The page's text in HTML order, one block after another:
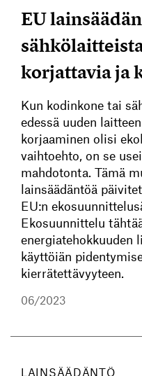
EU
korjattavia ja
Kun kodinkone tai
edessä uuden
korjaaminen olisi
vaihtoehto, on se
mahdotonta. Tämä
lainsäädäntöä
EU:n
Ekosuunnittelu
energiatehokkuuden
käyttöiän
kierrätettävyyteen.
06/2023
LAINSÄÄDÄNTÖ